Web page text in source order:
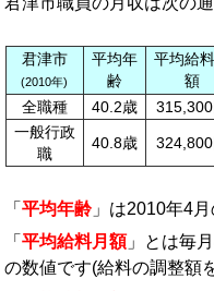
君津市
(2010年)
平均年
齢
平均給
額
全職種 40.2歳 315,300
一般行政
職
40.8歳 324,800
「 平均年齢 」は2010年4
「 平均給料月額」とは毎
の数値です(給料の調整額